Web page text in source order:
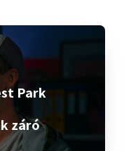
Park
záró